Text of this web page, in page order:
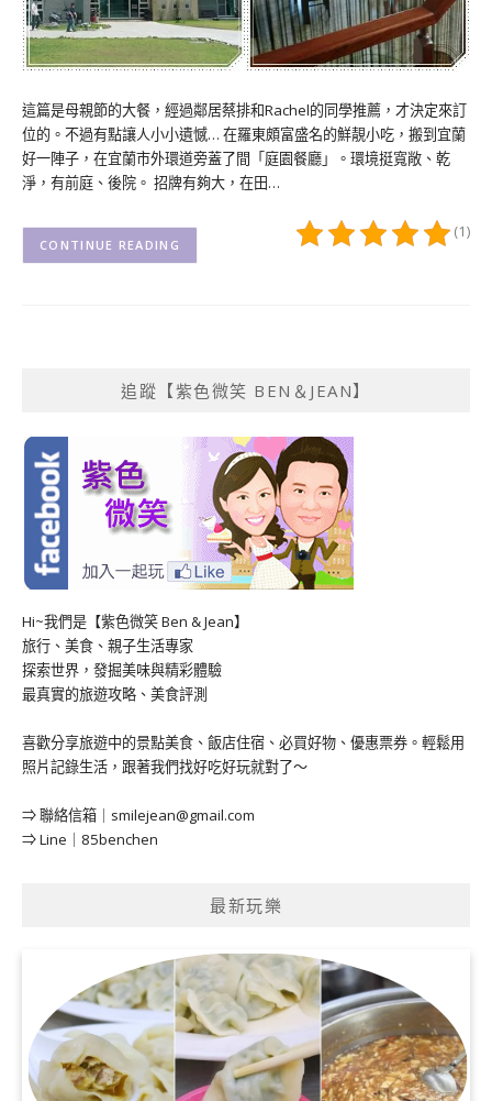
這篇是母親節的大餐，經過鄰居蔡排和Rachel的同學推薦，才決定來訂
位的。不過有點讓人小小遺憾… 在羅東頗富盛名的鮮靚小吃，搬到宜蘭
好一陣子，在宜蘭市外環道旁蓋了間「庭園餐廳」。環境挺寬敞、乾
淨，有前庭、後院。 招牌有夠大，在田…
(1)
CONTINUE READING
追蹤【紫色微笑 BEN＆JEAN】
Hi~我們是【紫色微笑 Ben & Jean】
旅行、美食、親子生活專家
探索世界，發掘美味與精彩體驗
最真實的旅遊攻略、美食評測
喜歡分享旅遊中的景點美食、飯店住宿、必買好物、優惠票券。輕鬆用
照片記錄生活，跟著我們找好吃好玩就對了～
⇒ 聯絡信箱｜ smilejean@gmail.com
⇒ Line｜85benchen
最新玩樂